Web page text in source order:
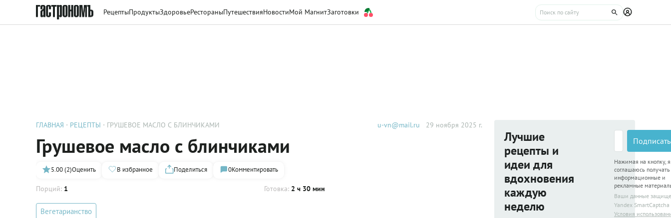
РецептыПродуктыЗдоровьеРестораныПутешествияНовостиМой МагнитЗаготовки
ГЛАВНАЯ РЕЦЕПТЫ ГРУШЕВОЕ МАСЛО С БЛИНЧИКАМИ u-vn@mail.ru 29 ноября 2025 г.
Грушевое масло с блинчиками
5.00 (2)Оценить В избранное Поделиться 0Комментировать
Порций: 1 Готовка: 2 ч 30 мин
Вегетарианство
Лучшие
рецепты и
идеи для
вдохновения
каждую
неделю
Нажимая на кнопку, я
соглашаюсь получать
информационные и
рекламные
Ваши данные
Yandex SmartCaptcha
Условия